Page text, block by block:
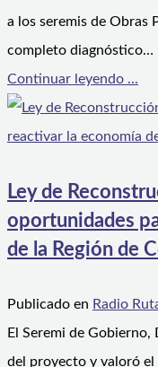
a los seremis de Obras
completo diagnóstico…
Continuar leyendo ...
Ley de
oportunidades
de la Región de
Publicado en Radio
El Seremi de
del proyecto y valoró el